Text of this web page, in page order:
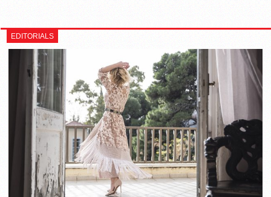
EDITORIALS